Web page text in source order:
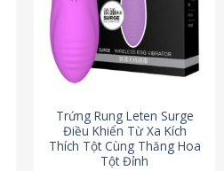
Trứng Rung Leten Surge
Điều Khiển Từ Xa Kích
Thích Tột Cùng Thăng Hoa
Tột Đỉnh